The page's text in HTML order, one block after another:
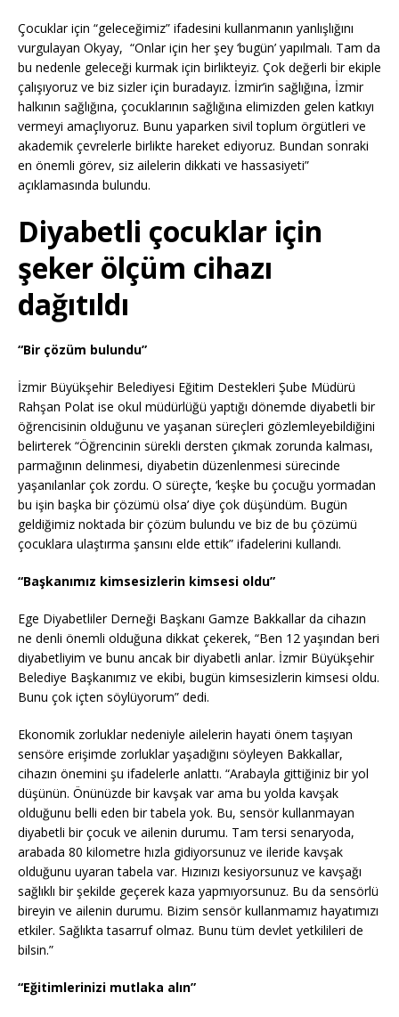
Çocuklar için “geleceğimiz” ifadesini kullanmanın yanlışlığını
vurgulayan Okyay, “Onlar için her şey ‘bugün’ yapılmalı. Tam da
bu nedenle geleceği kurmak için birlikteyiz. Çok değerli bir ekiple
çalışıyoruz ve biz sizler için buradayız. İzmir’in sağlığına, İzmir
halkının sağlığına, çocuklarının sağlığına elimizden gelen katkıyı
vermeyi amaçlıyoruz. Bunu yaparken sivil toplum örgütleri ve
akademik çevrelerle birlikte hareket ediyoruz. Bundan sonraki
en önemli görev, siz ailelerin dikkati ve hassasiyeti”
açıklamasında bulundu.
Diyabetli çocuklar için
şeker ölçüm cihazı
dağıtıldı
“Bir çözüm bulundu”
İzmir Büyükşehir Belediyesi Eğitim Destekleri Şube Müdürü
Rahşan Polat ise okul müdürlüğü yaptığı dönemde diyabetli bir
öğrencisinin olduğunu ve yaşanan süreçleri gözlemleyebildiğini
belirterek “Öğrencinin sürekli dersten çıkmak zorunda kalması,
parmağının delinmesi, diyabetin düzenlenmesi sürecinde
yaşanılanlar çok zordu. O süreçte, ‘keşke bu çocuğu yormadan
bu işin başka bir çözümü olsa’ diye çok düşündüm. Bugün
geldiğimiz noktada bir çözüm bulundu ve biz de bu çözümü
çocuklara ulaştırma şansını elde ettik” ifadelerini kullandı.
“Başkanımız kimsesizlerin kimsesi oldu”
Ege Diyabetliler Derneği Başkanı Gamze Bakkallar da cihazın
ne denli önemli olduğuna dikkat çekerek, “Ben 12 yaşından beri
diyabetliyim ve bunu ancak bir diyabetli anlar. İzmir Büyükşehir
Belediye Başkanımız ve ekibi, bugün kimsesizlerin kimsesi oldu.
Bunu çok içten söylüyorum” dedi.
Ekonomik zorluklar nedeniyle ailelerin hayati önem taşıyan
sensöre erişimde zorluklar yaşadığını söyleyen Bakkallar,
cihazın önemini şu ifadelerle anlattı. “Arabayla gittiğiniz bir yol
düşünün. Önünüzde bir kavşak var ama bu yolda kavşak
olduğunu belli eden bir tabela yok. Bu, sensör kullanmayan
diyabetli bir çocuk ve ailenin durumu. Tam tersi senaryoda,
arabada 80 kilometre hızla gidiyorsunuz ve ileride kavşak
olduğunu uyaran tabela var. Hızınızı kesiyorsunuz ve kavşağı
sağlıklı bir şekilde geçerek kaza yapmıyorsunuz. Bu da sensörlü
bireyin ve ailenin durumu. Bizim sensör kullanmamız hayatımızı
etkiler. Sağlıkta tasarruf olmaz. Bunu tüm devlet yetkilileri de
bilsin.”
“Eğitimlerinizi mutlaka alın”